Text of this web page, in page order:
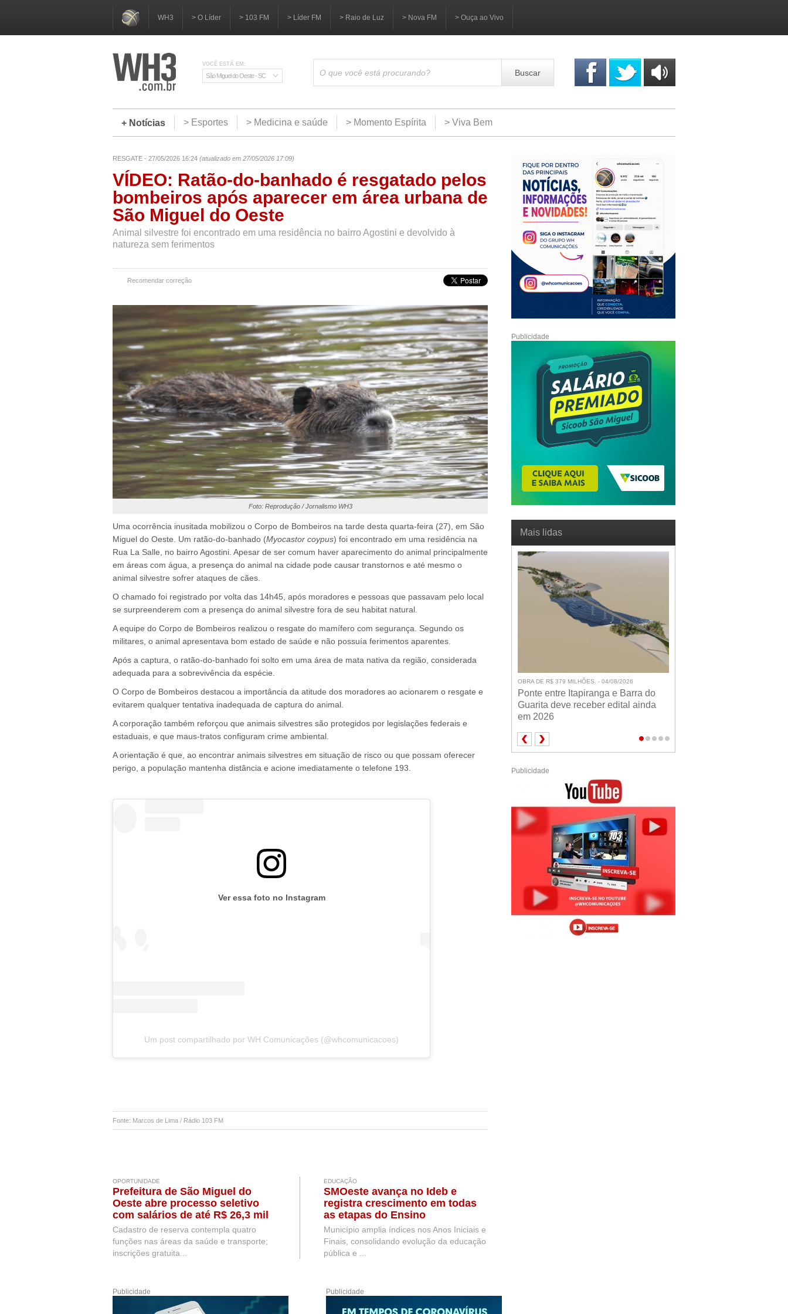
WH3 > O Líder > 103 FM > Líder FM > Raio de Luz > Nova FM > Ouça ao Vivo
VOCÊ ESTÁ EM:
São Miguel do Oeste - SC Buscar
+ Notícias
> Esportes > Medicina e saúde > Momento Espírita > Viva Bem
RESGATE - 27/05/2026 16:24 (atualizado em 27/05/2026 17:09)
VÍDEO: Ratão-do-banhado é resgatado pelos
bombeiros após aparecer em área urbana de
São Miguel do Oeste
Animal silvestre foi encontrado em uma residência no bairro Agostini e devolvido à
natureza sem ferimentos
Recomendar correção
Foto: Reprodução / Jornalismo WH3
Uma ocorrência inusitada mobilizou o Corpo de Bombeiros na tarde desta quarta-feira (27), em São
Miguel do Oeste. Um ratão-do-banhado (Myocastor coypus) foi encontrado em uma residência na
Rua La Salle, no bairro Agostini. Apesar de ser comum haver aparecimento do animal principalmente
em áreas com água, a presença do animal na cidade pode causar transtornos e até mesmo o
animal silvestre sofrer ataques de cães.
O chamado foi registrado por volta das 14h45, após moradores e pessoas que passavam pelo local
se surpreenderem com a presença do animal silvestre fora de seu habitat natural.
A equipe do Corpo de Bombeiros realizou o resgate do mamífero com segurança. Segundo os
militares, o animal apresentava bom estado de saúde e não possuía ferimentos aparentes.
Após a captura, o ratão-do-banhado foi solto em uma área de mata nativa da região, considerada
adequada para a sobrevivência da espécie.
O Corpo de Bombeiros destacou a importância da atitude dos moradores ao acionarem o resgate e
evitarem qualquer tentativa inadequada de captura do animal.
A corporação também reforçou que animais silvestres são protegidos por legislações federais e
estaduais, e que maus-tratos configuram crime ambiental.
A orientação é que, ao encontrar animais silvestres em situação de risco ou que possam oferecer
perigo, a população mantenha distância e acione imediatamente o telefone 193.
Ver essa foto no Instagram
Um post compartilhado por WH Comunicações (@whcomunicacoes)
Fonte: Marcos de Lima / Rádio 103 FM
OPORTUNIDADE
Prefeitura de São Miguel do
Oeste abre processo seletivo
com salários de até R$ 26,3 mil
Cadastro de reserva contempla quatro
funções nas áreas da saúde e transporte;
inscrições gratuita...
EDUCAÇÃO
SMOeste avança no Ideb e
registra crescimento em todas
as etapas do Ensino
Fundamental
Município amplia índices nos Anos Iniciais e
Finais, consolidando evolução da educação
pública e ...
Publicidade Publicidade
Publicidade
Mais lidas
OBRA DE R$ 379 MILHÕES. - 04/08/2026
Ponte entre Itapiranga e Barra do
Guarita deve receber edital ainda
em 2026
Publicidade